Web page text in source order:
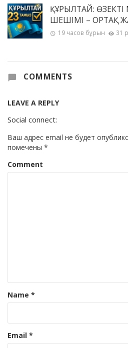
ҚҰРЫЛТАЙ: ӨЗЕКТІ
ШЕШІМІ – ОРТАҚ
19 часов бұрын 31
COMMENTS
LEAVE A REPLY
Social connect:
Ваш адрес email не будет
помечены *
Comment
Name *
Email *